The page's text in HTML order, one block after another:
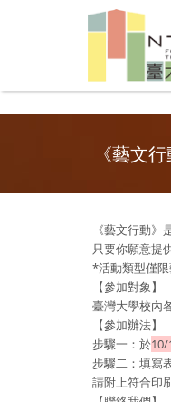
《藝文
《藝文行動
只要你願意提
*活動類型僅
【參加對象】
臺灣大學校內
【參加辦法】
步驟一：於10/
步驟二：填寫
請附上符合印